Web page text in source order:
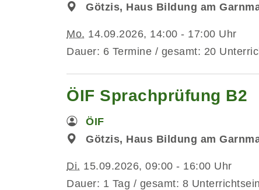
Götzis, Haus Bildung am
Mo. 14.09.2026, 14:00 - 17:00 Uhr
Dauer: 6 Termine / gesamt: 20
ÖIF Sprachprüfung B2
ÖIF
Götzis, Haus Bildung am
Di. 15.09.2026, 09:00 - 16:00 Uhr
Dauer: 1 Tag / gesamt: 8